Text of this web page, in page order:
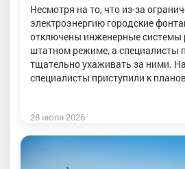
Несмотря на то, что из-за
электроэнергию городские
отключены инженерные системы
штатном режиме, а специалисты
тщательно ухаживать за ними.
специалисты приступили к
28 июля 2026